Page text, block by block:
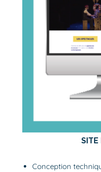
SITE
Conception